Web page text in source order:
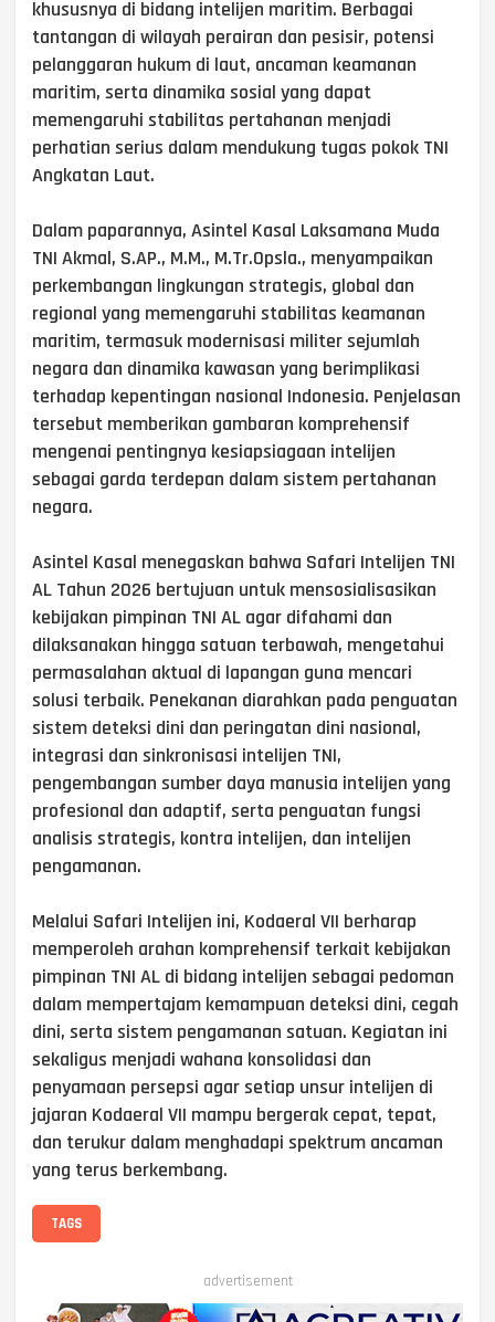
khususnya di bidang intelijen maritim. Berbagai
tantangan di wilayah perairan dan pesisir, potensi
pelanggaran hukum di laut, ancaman keamanan
maritim, serta dinamika sosial yang dapat
memengaruhi stabilitas pertahanan menjadi
perhatian serius dalam mendukung tugas pokok TNI
Angkatan Laut.
Dalam paparannya, Asintel Kasal Laksamana Muda
TNI Akmal, S.AP., M.M., M.Tr.Opsla., menyampaikan
perkembangan lingkungan strategis, global dan
regional yang memengaruhi stabilitas keamanan
maritim, termasuk modernisasi militer sejumlah
negara dan dinamika kawasan yang berimplikasi
terhadap kepentingan nasional Indonesia. Penjelasan
tersebut memberikan gambaran komprehensif
mengenai pentingnya kesiapsiagaan intelijen
sebagai garda terdepan dalam sistem pertahanan
negara.
Asintel Kasal menegaskan bahwa Safari Intelijen TNI
AL Tahun 2026 bertujuan untuk mensosialisasikan
kebijakan pimpinan TNI AL agar difahami dan
dilaksanakan hingga satuan terbawah, mengetahui
permasalahan aktual di lapangan guna mencari
solusi terbaik. Penekanan diarahkan pada penguatan
sistem deteksi dini dan peringatan dini nasional,
integrasi dan sinkronisasi intelijen TNI,
pengembangan sumber daya manusia intelijen yang
profesional dan adaptif, serta penguatan fungsi
analisis strategis, kontra intelijen, dan intelijen
pengamanan.
Melalui Safari Intelijen ini, Kodaeral VII berharap
memperoleh arahan komprehensif terkait kebijakan
pimpinan TNI AL di bidang intelijen sebagai pedoman
dalam mempertajam kemampuan deteksi dini, cegah
dini, serta sistem pengamanan satuan. Kegiatan ini
sekaligus menjadi wahana konsolidasi dan
penyamaan persepsi agar setiap unsur intelijen di
jajaran Kodaeral VII mampu bergerak cepat, tepat,
dan terukur dalam menghadapi spektrum ancaman
yang terus berkembang.
TAGS
advertisement